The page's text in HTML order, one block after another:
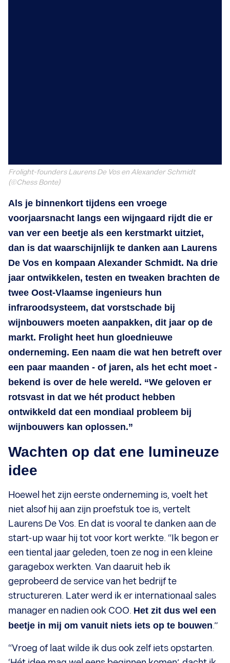
Frolight-founders Laurens De Vos en Alexander Schmidt
(©Chess Bonte)
Als je binnenkort tijdens een vroege
voorjaarsnacht langs een wijngaard rijdt die er
van ver een beetje als een kerstmarkt uitziet,
dan is dat waarschijnlijk te danken aan Laurens
De Vos en kompaan Alexander Schmidt. Na drie
jaar ontwikkelen, testen en tweaken brachten de
twee Oost-Vlaamse ingenieurs hun
infraroodsysteem, dat vorstschade bij
wijnbouwers moeten aanpakken, dit jaar op de
markt. Frolight heet hun gloednieuwe
onderneming. Een naam die wat hen betreft over
een paar maanden - of jaren, als het echt moet -
bekend is over de hele wereld. “We geloven er
rotsvast in dat we hét product hebben
ontwikkeld dat een mondiaal probleem bij
wijnbouwers kan oplossen.”
Wachten op dat ene lumineuze
idee
Hoewel het zijn eerste onderneming is, voelt het
niet alsof hij aan zijn proefstuk toe is, vertelt
Laurens De Vos. En dat is vooral te danken aan de
start-up waar hij tot voor kort werkte. “Ik begon er
een tiental jaar geleden, toen ze nog in een kleine
garagebox werkten. Van daaruit heb ik
geprobeerd de service van het bedrijf te
structureren. Later werd ik er internationaal sales
manager en nadien ook COO. Het zit dus wel een
beetje in mij om vanuit niets iets op te bouwen.”
“Vroeg of laat wilde ik dus ook zelf iets opstarten.